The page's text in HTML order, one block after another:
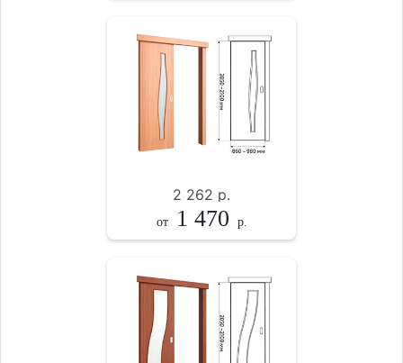
2 262 р.
от 1 470 р.